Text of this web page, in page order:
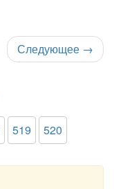
Следующее →
519 520